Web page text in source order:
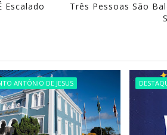
Escalado
Três Pessoas São
ANTÔNIO DE JESUS